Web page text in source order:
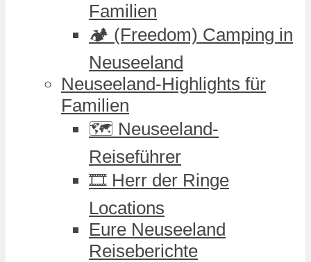
Familien
🏕️ (Freedom) Camping in
Neuseeland
Neuseeland-Highlights für
Familien
🗺️ Neuseeland-
Reiseführer
🎞️ Herr der Ringe
Locations
Eure Neuseeland
Reiseberichte